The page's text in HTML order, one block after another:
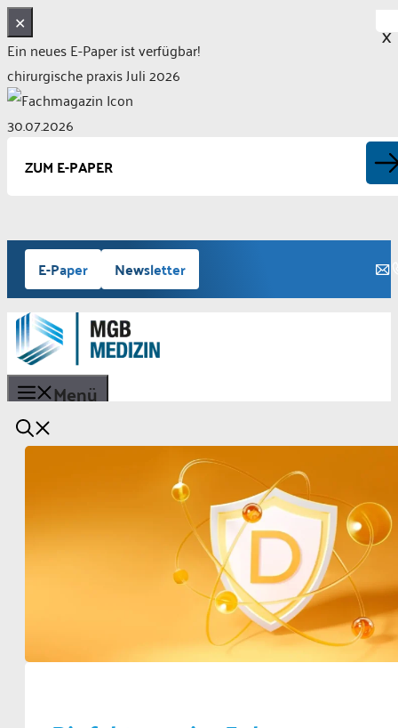
✕
Ein neues E-Paper ist verfügbar!
chirurgische praxis Juli 2026
30.07.2026
ZUM E-PAPER
Zum
Inhalt
springen
E-Paper Newsletter
Menü
X